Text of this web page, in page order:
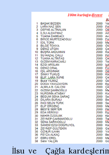
İlsu ve Çağla